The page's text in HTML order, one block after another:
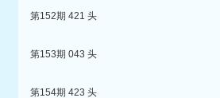
第152期 421 头
第153期 043 头
第154期 423 头